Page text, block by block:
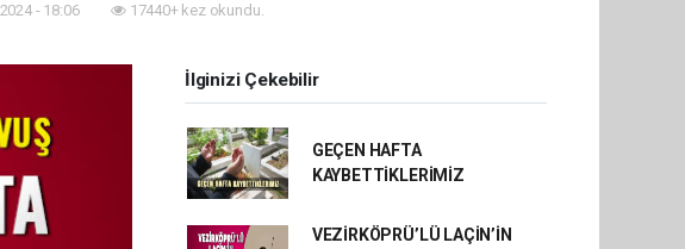
- 18:06 17440+ kez okundu.
İlginizi Çekebilir
GEÇEN HAFTA
KAYBETTİKLERİMİZ
VEZİRKÖPRÜ’LÜ LAÇİN’İN